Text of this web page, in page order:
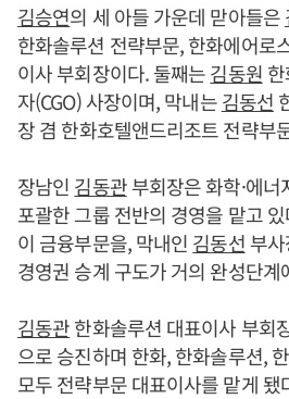
김승연의 세 아들 가운데 맏아들은
한화솔루션 전략부문, 한화에어로
이사 부회장이다. 둘째는김동원
자(CGO) 사장이며, 막내는김동선
장 겸 한화호텔앤드리조트 전략부
장남인 김동관부회장은 화학·에너
포괄한 그룹 전반의 경영을 맡고
이 금융부문을, 막내인 김동선부
경영권 승계 구도가 거의 완성단계
김동관한화솔루션 대표이사 부회
으로 승진하며 한화, 한화솔루션,
모두 전략부문 대표이사를 맡게 됐